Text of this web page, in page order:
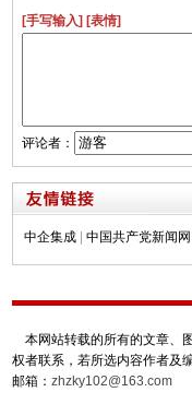
[手写输入] [表情]
评论者：
中企集成 中国共产党新闻网
本网站转载的所有的文章、
权者联系，若所选内容作者及
邮箱： zhzky102@163.com